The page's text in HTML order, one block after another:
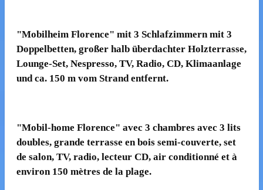
"Mobilheim Florence" mit 3 Schlafzimmern mit 3
Doppelbetten, großer halb überdachter Holzterrasse,
Lounge-Set, Nespresso, TV, Radio, CD, Klimaanlage
und ca. 150 m vom Strand entfernt.
"Mobil-home Florence" avec 3 chambres avec 3 lits
doubles, grande terrasse en bois semi-couverte, set
de salon,TV, radio, lecteur CD, air conditionné et à
environ 150 mètres de la plage.